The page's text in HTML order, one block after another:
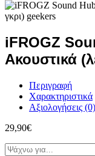
iFROGZ
Ακουστικά
Περιγραφή
Χαρακτηριστικά
Αξιολογήσεις (0)
29,90€